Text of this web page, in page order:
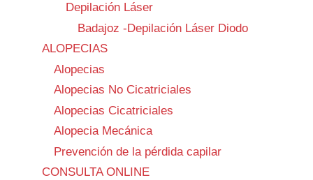
Depilación Láser
Badajoz -Depilación Láser Diodo
ALOPECIAS
Alopecias
Alopecias No Cicatriciales
Alopecias Cicatriciales
Alopecia Mecánica
Prevención de la pérdida capilar
CONSULTA ONLINE